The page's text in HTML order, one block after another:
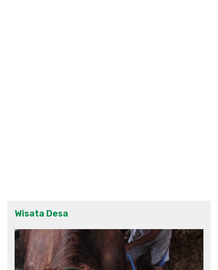
Wisata Desa